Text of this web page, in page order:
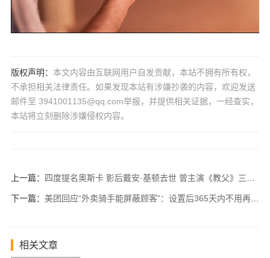
版权声明： 本文内容由互联网用户自发贡献，本站不拥有所有权，
不承担相关法律责任。如果发现本站有涉嫌抄袭的内容，欢迎发送
邮件至 3941001135@qq.com举报，并提供相关证据，一经查实，
本站将立刻删除涉嫌侵权内容。
上一篇： 四度提名奥斯卡 影后戴安·基顿去世 曾主演《教父》三部曲！
下一篇： 美团回应“外卖骑手能屏蔽顾客”：设置后365天内不用再给其送单！
相关文章